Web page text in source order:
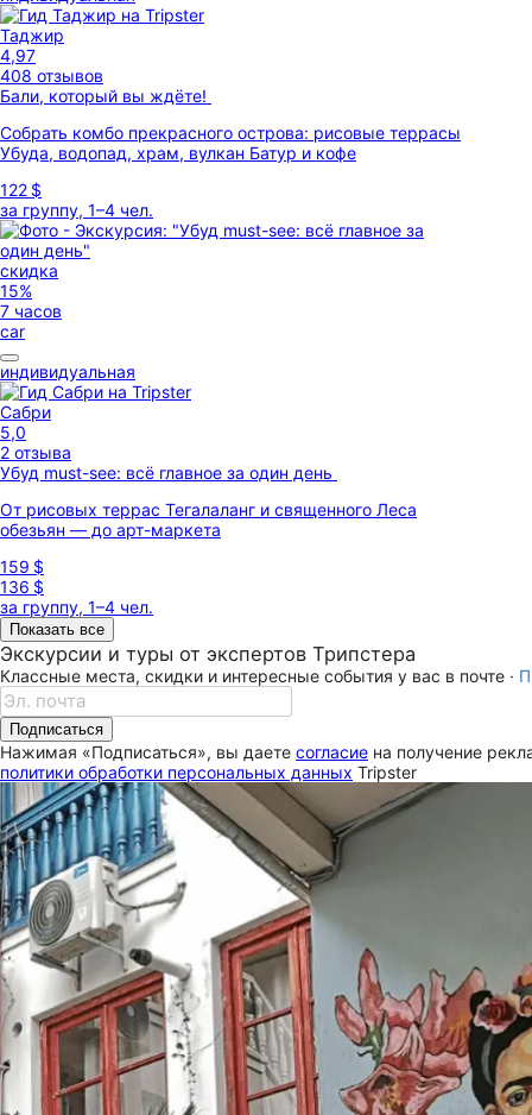
Таджир
4,97
408 отзывов
Бали, который вы ждёте!
Собрать комбо прекрасного острова: рисовые террасы
Убуда, водопад, храм, вулкан Батур и кофе
122 $
за группу, 1–4 чел.
скидка
15%
7 часов
car
индивидуальная
Сабри
5,0
2 отзыва
Убуд must-see: всё главное за один день
От рисовых террас Тегалаланг и священного Леса
обезьян — до арт-маркета
159 $
136 $
за группу, 1–4 чел.
Показать все
Экскурсии и туры от экспертов Трипстера
Классные места, скидки и интересные события у вас в почте ·
Подписаться
Нажимая «Подписаться», вы даете согласие на получение
политики обработки персональных данных Tripster